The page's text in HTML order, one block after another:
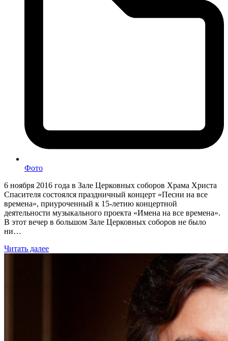
Фото
6 ноября 2016 года в Зале Церковных соборов Храма Христа
Спасителя состоялся праздничный концерт «Песни на все
времена», приуроченный к 15-летию концертной
деятельности музыкального проекта «Имена на все времена».
В этот вечер в большом Зале Церковных соборов не было
ни…
Читать далее